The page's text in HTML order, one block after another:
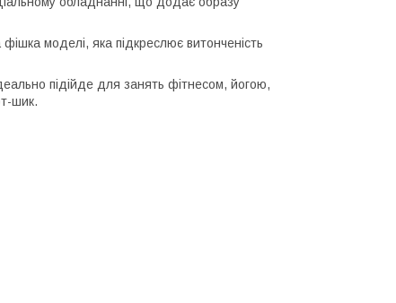
моделі, яка підкреслює витонченість
підійде для занять фітнесом, йогою,
шик.